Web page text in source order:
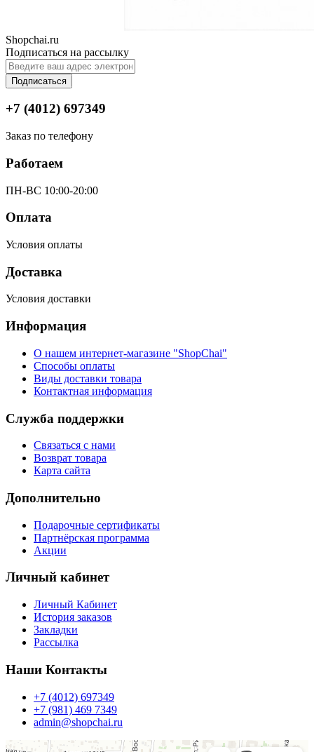
Shopchai.ru
Подписаться на рассылку
Подписаться
+7 (4012) 697349
Заказ по телефону
Работаем
ПН-ВС 10:00-20:00
Оплата
Условия оплаты
Доставка
Условия доставки
Информация
О нашем интернет-магазине "ShopChai"
Способы оплаты
Виды доставки товара
Контактная информация
Служба поддержки
Связаться с нами
Возврат товара
Карта сайта
Дополнительно
Подарочные сертификаты
Партнёрская программа
Акции
Личный кабинет
Личный Кабинет
История заказов
Закладки
Рассылка
Наши Контакты
+7 (4012) 697349
+7 (981) 469 7349
admin@shopchai.ru